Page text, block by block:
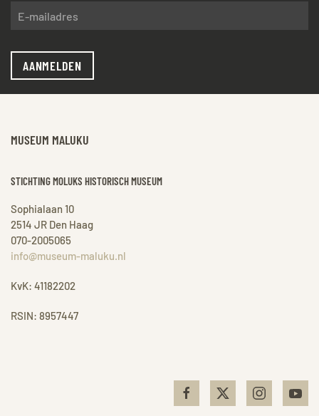
AANMELDEN
MUSEUM MALUKU
STICHTING MOLUKS HISTORISCH MUSEUM
Sophialaan 10
2514 JR Den Haag
070-2005065
info@museum-maluku.nl
KvK: 41182202
RSIN: 8957447